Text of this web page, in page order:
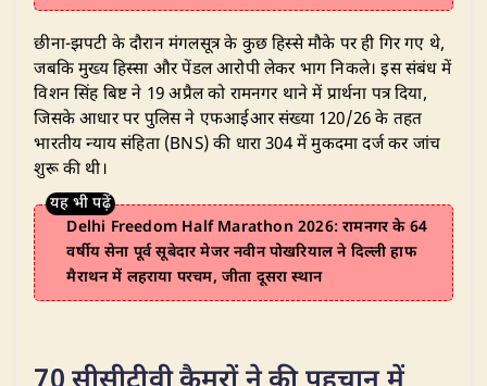
​छीना-झपटी के दौरान मंगलसूत्र के कुछ हिस्से मौके पर ही गिर गए थे,
जबकि मुख्य हिस्सा और पेंडल आरोपी लेकर भाग निकले। इस संबंध में
विशन सिंह बिष्ट ने 19 अप्रैल को रामनगर थाने में प्रार्थना पत्र दिया,
जिसके आधार पर पुलिस ने एफआईआर संख्या 120/26 के तहत
भारतीय न्याय संहिता (BNS) की धारा 304 में मुकदमा दर्ज कर जांच
शुरू की थी।
Delhi Freedom Half Marathon 2026: रामनगर के 64
वर्षीय सेना पूर्व सूबेदार मेजर नवीन पोखरियाल ने दिल्ली हाफ
मैराथन में लहराया परचम, जीता दूसरा स्थान